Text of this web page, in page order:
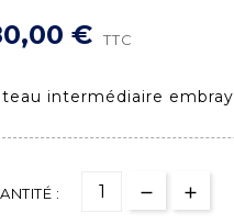
€ TTC
intermédiaire
: